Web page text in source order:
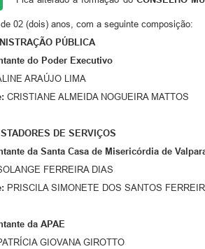
02 (dois) anos, com a seguinte composição:
PÚBLICA
do Poder Executivo
ARAÚJO LIMA
CRISTIANE ALMEIDA NOGUEIRA MATTOS
DE SERVIÇOS
da Santa Casa de Misericórdia de
FERREIRA DIAS
PRISCILA SIMONETE DOS SANTOS
da APAE
GIOVANA GIROTTO